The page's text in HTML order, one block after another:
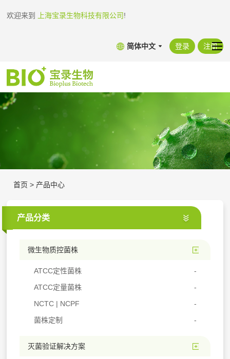
欢迎来到 上海宝录生物科技有限公司!
简体中文 登录 注册
首页 > 产品中心
产品分类
微生物质控菌株
ATCC定性菌株
ATCC定量菌株
NCTC | NCPF
菌株定制
灭菌验证解决方案